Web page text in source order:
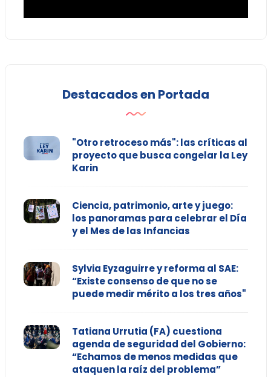
Destacados en Portada
"Otro retroceso más": las críticas al
proyecto que busca congelar la Ley
Karin
Ciencia, patrimonio, arte y juego:
los panoramas para celebrar el Día
y el Mes de las Infancias
Sylvia Eyzaguirre y reforma al SAE:
“Existe consenso de que no se
puede medir mérito a los tres años"
Tatiana Urrutia (FA) cuestiona
agenda de seguridad del Gobierno:
“Echamos de menos medidas que
ataquen la raíz del problema”